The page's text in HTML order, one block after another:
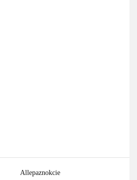
Allepaznokcie